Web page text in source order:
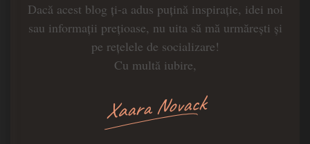
Dacă acest blog ți-a adus puțină inspirație, idei noi
sau informații prețioase, nu uita să mă urmărești și
pe rețelele de socializare!
Cu multă iubire,
Xaara Novack